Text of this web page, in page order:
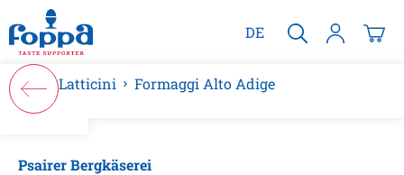
principale
DE
Latticini Formaggi Alto Adige
Psairer Bergkäserei